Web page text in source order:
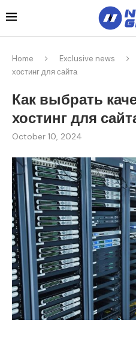
Home Exclusive news
хостинг для сайта
Как выбрать
хостинг для
October 10, 2024